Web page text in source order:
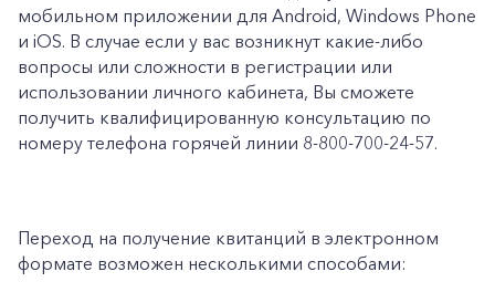
мобильном приложении для Android, Windows Phone
и iOS. В случае если у вас возникнут какие-либо
вопросы или сложности в регистрации или
использовании личного кабинета, Вы сможете
получить квалифицированную консультацию по
номеру телефона горячей линии 8-800-700-24-57.
Переход на получение квитанций в электронном
формате возможен несколькими способами: